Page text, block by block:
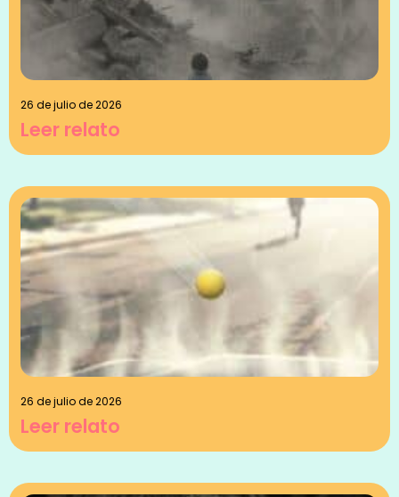
26 de julio de 2026
Leer relato
26 de julio de 2026
Leer relato